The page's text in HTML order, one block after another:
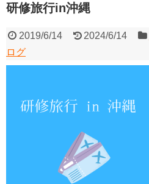
研修旅行in沖縄
2019/6/14 2024/6/14
ログ